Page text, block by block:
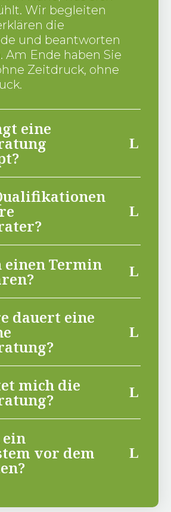
Wir begleiten
die
und beantworten
Am Ende haben Sie
Zeitdruck, ohne
eine
einen Termin
dauert eine
mich die
ein
vor dem